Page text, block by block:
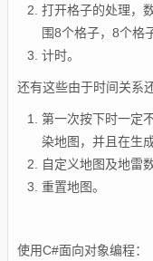
打开格子的处理，
围8个格子，8个格
计时。
还有这些由于时间关系
第一次按下时一定
染地图，并且在生
自定义地图及地雷数
重置地图。
使用C#面向对象编程：